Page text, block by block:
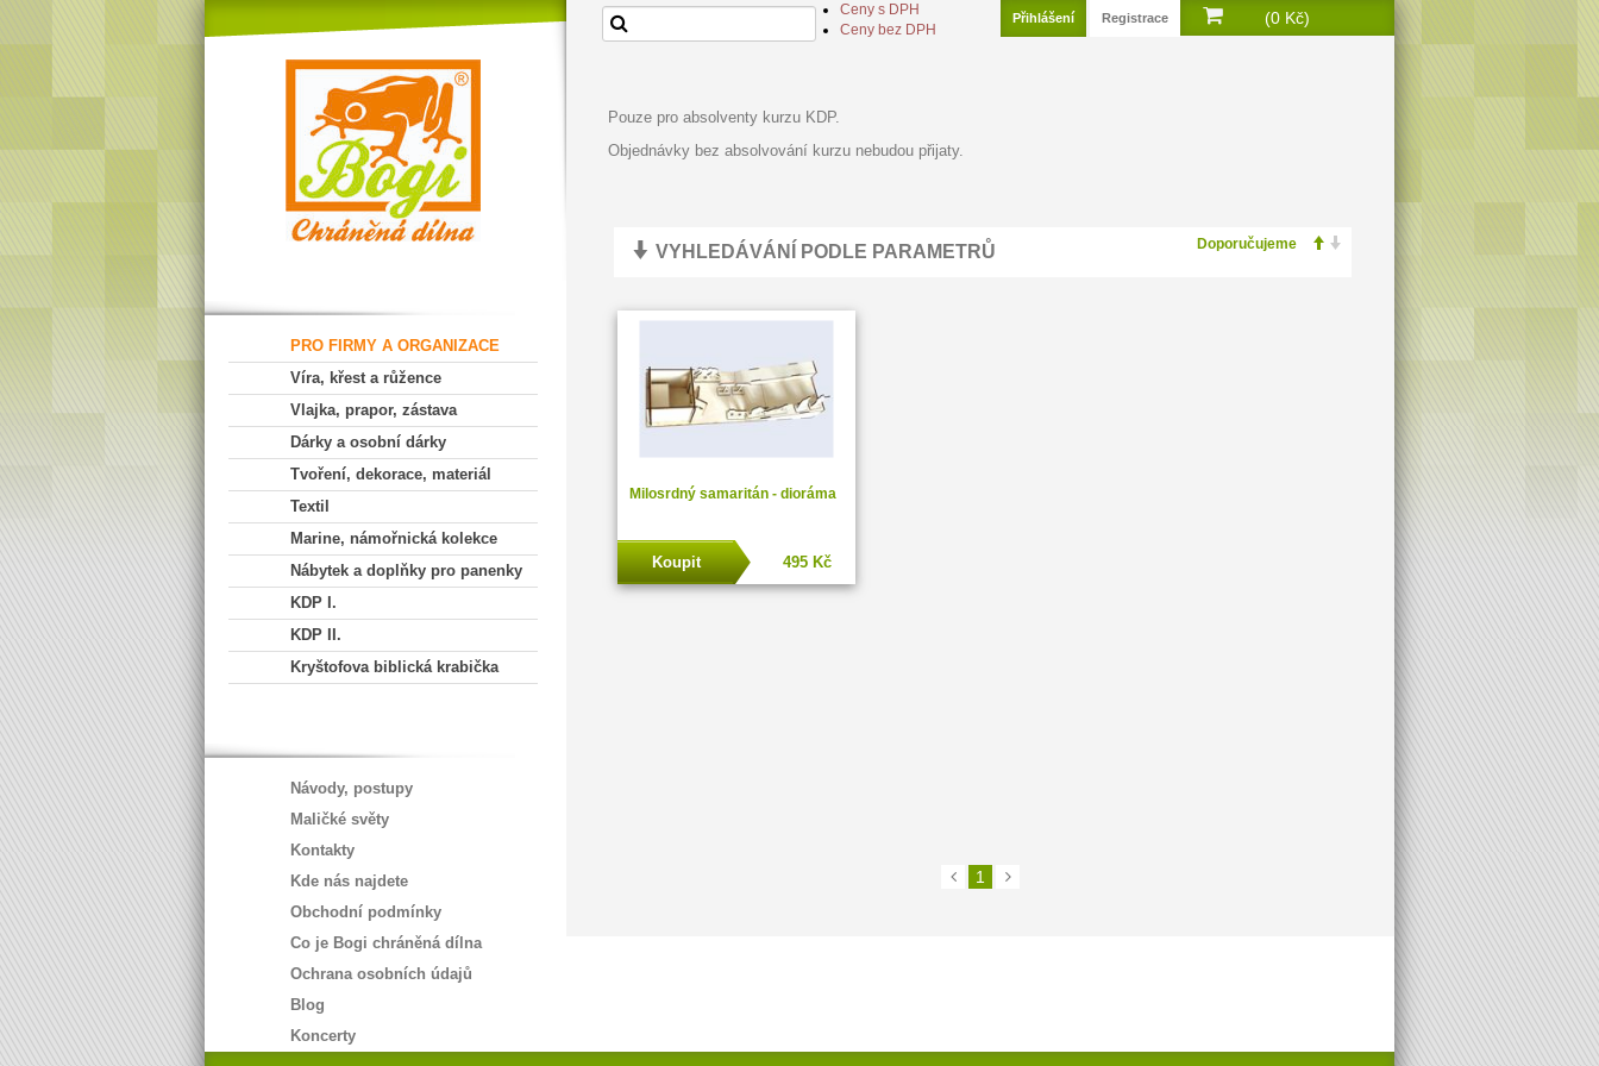
PRO FIRMY A ORGANIZACE
Víra, křest a růžence
Vlajka, prapor, zástava
Dárky a osobní dárky
Tvoření, dekorace, materiál
Textil
Marine, námořnická kolekce
Nábytek a doplňky pro panenky
KDP I.
KDP II.
Kryštofova biblická krabička
Návody, postupy
Maličké světy
Kontakty
Kde nás najdete
Obchodní podmínky
Co je Bogi chráněná dílna
Ochrana osobních údajů
Blog
Koncerty
Přihlášení Registrace
Ceny s DPH
Ceny bez DPH
(0 Kč)
Pouze pro absolventy kurzu KDP.
Objednávky bez absolvování kurzu nebudou přijaty.
VYHLEDÁVÁNÍ PODLE PARAMETRŮ
Milosrdný samaritán - dioráma
495 Kč
Koupit
1